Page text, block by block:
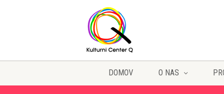
DOMOV O NAS